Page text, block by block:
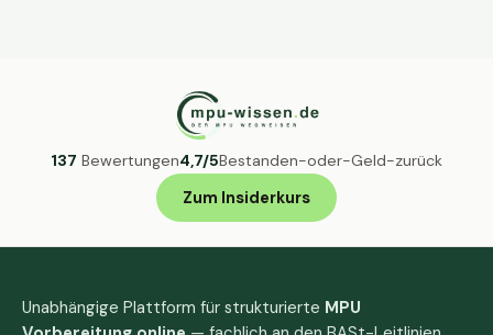
137 Bewertungen4,7/5Bestanden-oder-Geld-zurück
Zum Insiderkurs
Unabhängige Plattform für strukturierte MPU